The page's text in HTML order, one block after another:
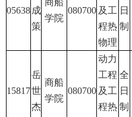
05638 成
策
商船
学院
080700 及工
程热
物理
日
制
15817
岳
世
杰
商船
学院
080700
动力
工程
及工
程热
全
日
制